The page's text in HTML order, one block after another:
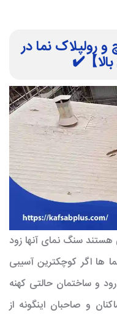
رولپلاک نما در
】✔️
هستند سنگ نمای آنها زود
ها اگر کوچکترین آسیبی
و ساختمان حالتی کهنه
و صاحبان اینگونه از